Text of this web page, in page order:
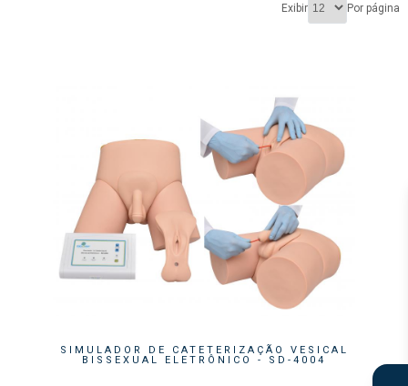
Exibir Por página
SIMULADOR DE CATETERIZAÇÃO VESICAL
BISSEXUAL ELETRÔNICO - SD-4004